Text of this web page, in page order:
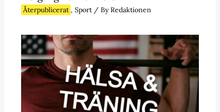
Återpublicerat , Sport/ ByRedaktionen